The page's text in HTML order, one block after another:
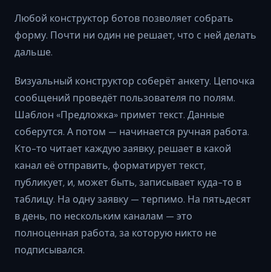
Любой конструктор ботов позволяет собрать
форму. Почти ни один не решает, что с ней делать
дальше.
Визуальный конструктор соберёт анкету. Цепочка
сообщений проведёт пользователя по полям.
Шаблон «Предложка» примет текст. Данные
соберутся. А потом — начинается ручная работа.
Кто-то читает каждую заявку, решает в какой
канал её отправить, форматирует текст,
публикует, и, может быть, записывает куда-то в
таблицу. На одну заявку — терпимо. На пятьдесят
в день, по нескольким каналам — это
полноценная работа, за которую никто не
подписывался.